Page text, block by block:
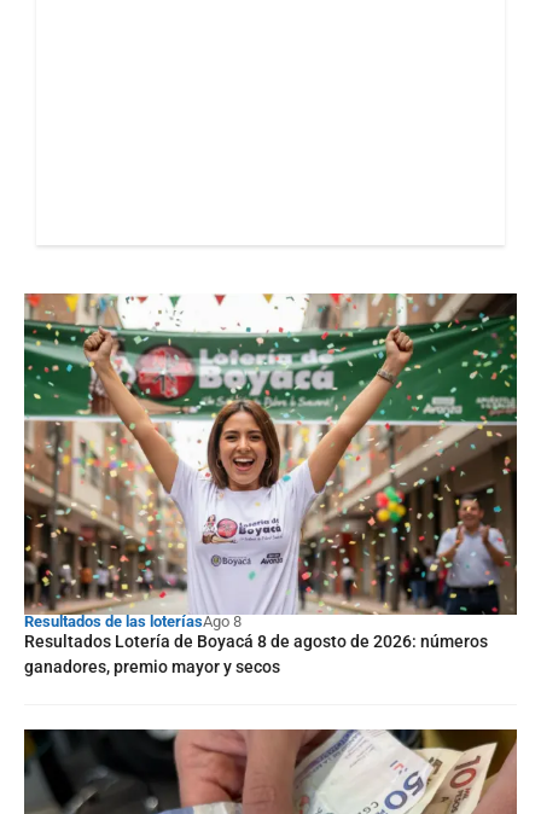
Resultados de las loteríasAgo 8
Resultados Lotería de Boyacá 8 de agosto de 2026: números
ganadores, premio mayor y secos